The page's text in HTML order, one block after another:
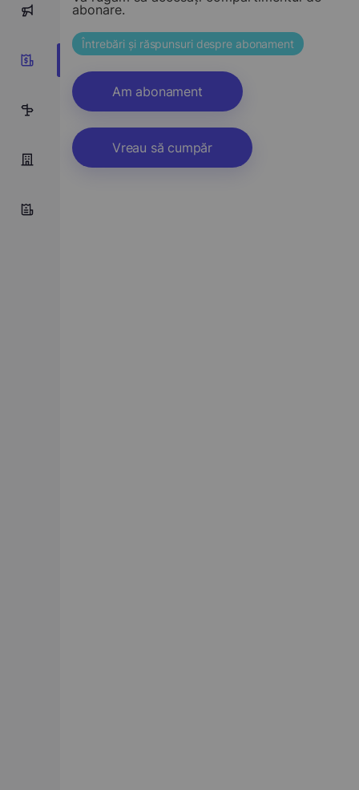
9
abonare.
Întrebări și răspunsuri despre abonament
Am abonament
Vreau să cumpăr